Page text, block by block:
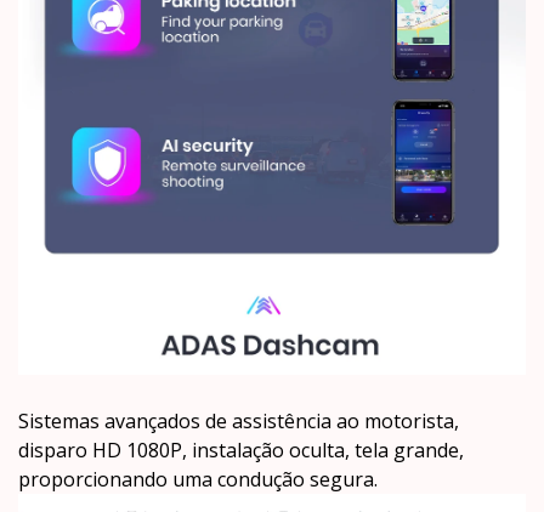
Sistemas avançados de assistência ao motorista,
disparo HD 1080P, instalação oculta, tela grande,
proporcionando uma condução segura.